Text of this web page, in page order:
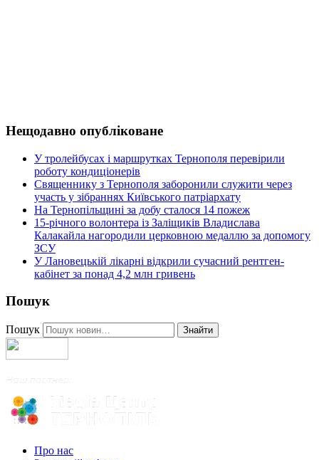
Нещодавно опубліковане
У тролейбусах і маршрутках Тернополя перевірили
роботу кондиціонерів
Священнику з Тернополя заборонили служити через
участь у зібраннях Київського патріархату
На Тернопільщині за добу сталося 14 пожеж
15-річного волонтера із Заліщиків Владислава
Калакайла нагородили церковною медаллю за допомогу
ЗСУ
У Лановецькій лікарні відкрили сучасний рентген-
кабінет за понад 4,2 млн гривень
Пошук
Пошук Знайти
Про нас